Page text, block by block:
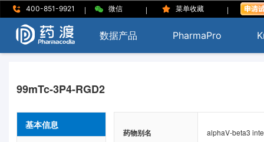
400-851-9921 | 微信 | 菜单收藏 |
数据产品 PharmaPro
99mTc-3P4-RGD2
基本信息
药物别名 alphaV-beta3